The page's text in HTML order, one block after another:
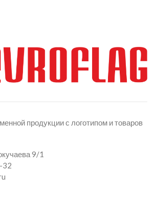
продукции с логотипом и товаров
9/1
32